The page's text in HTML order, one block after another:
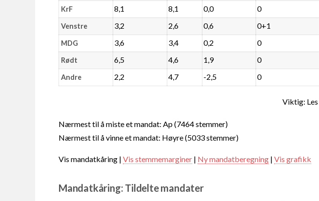
KrF 8,1 8,1 0,0 0
Venstre 3,2 2,6 0,6 0+1
MDG 3,6 3,4 0,2 0
Rødt 6,5 4,6 1,9 0
Andre 2,2 4,7 -2,5 0
Viktig: Les
Nærmest til å miste et mandat: Ap (7464 stemmer)
Nærmest til å vinne et mandat: Høyre (5033 stemmer)
Vis mandatkåring | Vis stemmemarginer | Ny mandatberegning | Vis grafikk
Mandatkåring: Tildelte mandater